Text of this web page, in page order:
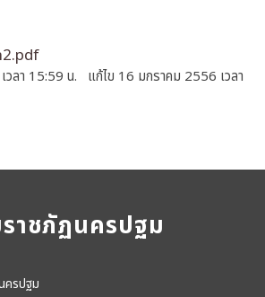
ลา 15:59 น. แก้ไข 16 มกราคม 2556 เวลา
าชภัฏนครปฐม
รปฐม